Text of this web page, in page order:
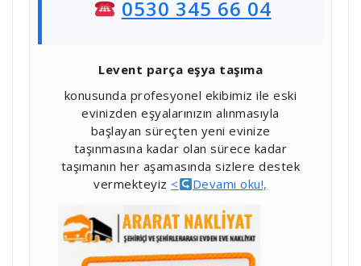
0530 345 66 04
Levent parça eşya taşıma
konusunda profesyonel ekibimiz ile eski
evinizden eşyalarınızın alınmasıyla
başlayan süreçten yeni evinize
taşınmasına kadar olan sürece kadar
taşımanın her aşamasında sizlere destek
vermekteyiz < Devamı oku!,